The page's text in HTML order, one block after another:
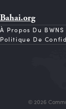
Bahai.org
À Propos Du BWNS
Politique De
© 2026